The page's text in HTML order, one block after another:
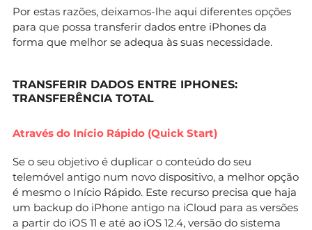
Por estas razões, deixamos-lhe aqui diferentes opções
para que possa transferir dados entre iPhones da
forma que melhor se adequa às suas necessidade.
TRANSFERIR DADOS ENTRE IPHONES:
TRANSFERÊNCIA TOTAL
Através do Início Rápido (Quick Start)
Se o seu objetivo é duplicar o conteúdo do seu
telemóvel antigo num novo dispositivo, a melhor opção
é mesmo o Início Rápido. Este recurso precisa que haja
um backup do iPhone antigo na iCloud para as versões
a partir do iOS 11 e até ao iOS 12.4, versão do sistema